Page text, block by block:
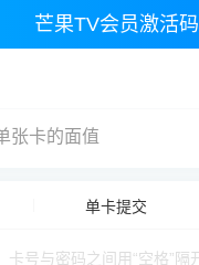
芒果TV会员激活码
张卡的面值
单卡提交